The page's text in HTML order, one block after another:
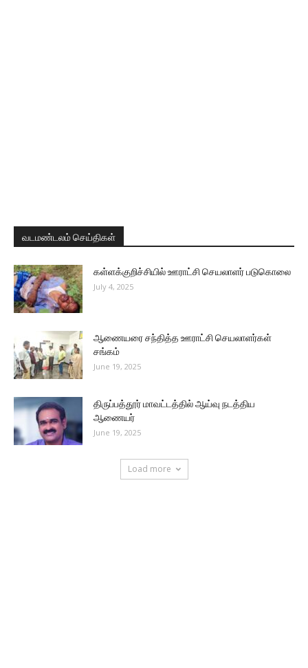
வடமண்டலம் செய்திகள்
கள்ளக்குறிச்சியில் ஊராட்சி செயலாளர் படுகொலை
July 4, 2025
ஆணையரை சந்தித்த ஊராட்சி செயலாளர்கள்
சங்கம்
June 19, 2025
திருப்பத்தூர் மாவட்டத்தில் ஆய்வு நடத்திய
ஆணையர்
June 19, 2025
Load more